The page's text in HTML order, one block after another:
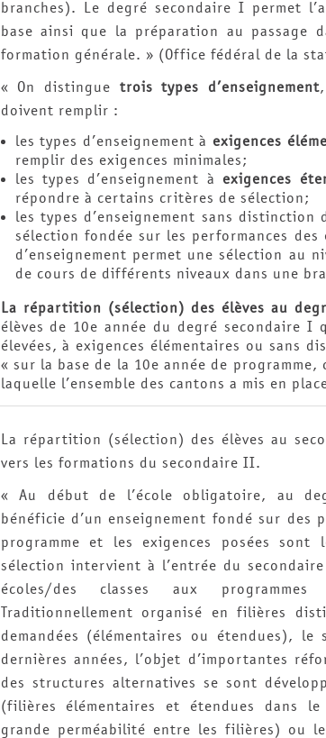
branches). Le degré secondaire I permet
base ainsi que la préparation au passage
formation générale. » (Office fédéral de la
« On distingue trois types d’enseignement
doivent remplir :
les types d’enseignement à exigences
remplir des exigences minimales;
les types d’enseignement à exigences
répondre à certains critères de sélection;
les types d’enseignement sans
sélection fondée sur les performances des
d’enseignement permet une sélection au
de cours de différents niveaux dans une
La répartition (sélection) des élèves au
élèves de 10e année du degré secondaire I
élevées, à exigences élémentaires ou sans
« sur la base de la 10e année de
laquelle l’ensemble des cantons a mis en
La répartition (sélection) des élèves au
vers les formations du secondaire II.
« Au début de l’école obligatoire, au
bénéficie d’un enseignement fondé sur des
programme et les exigences posées sont
sélection intervient à l’entrée du
écoles/des classes aux
Traditionnellement organisé en filières
demandées (élémentaires ou étendues),
dernières années, l’objet d’importantes
des structures alternatives se sont
(filières élémentaires et étendues dans le
grande perméabilité entre les filières) ou